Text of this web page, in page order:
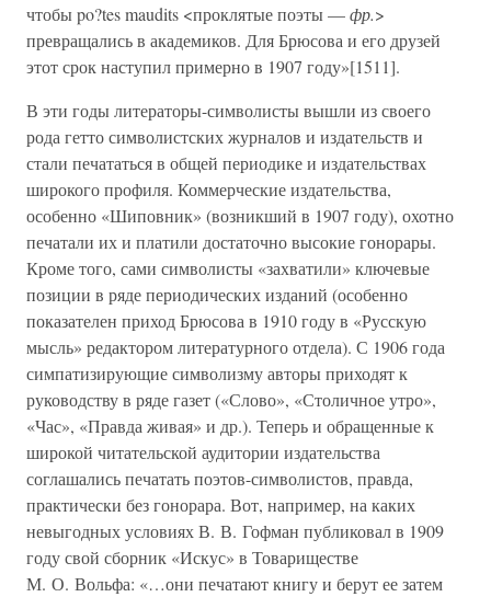
чтобы po?tes maudits <проклятые поэты —фр.>
превращались в академиков. Для Брюсова и его друзей
этот срок наступил примерно в 1907 году»[1511].
В эти годы литераторы-символисты вышли из своего
рода гетто символистских журналов и издательств и
стали печататься в общей периодике и издательствах
широкого профиля. Коммерческие издательства,
особенно «Шиповник» (возникший в 1907 году), охотно
печатали их и платили достаточно высокие гонорары.
Кроме того, сами символисты «захватили» ключевые
позиции в ряде периодических изданий (особенно
показателен приход Брюсова в 1910 году в «Русскую
мысль» редактором литературного отдела). С 1906 года
симпатизирующие символизму авторы приходят к
руководству в ряде газет («Слово», «Столичное утро»,
«Час», «Правда живая» и др.). Теперь и обращенные к
широкой читательской аудитории издательства
соглашались печатать поэтов-символистов, правда,
практически без гонорара. Вот, например, на каких
невыгодных условиях В. В. Гофман публиковал в 1909
году свой сборник «Искус» в Товариществе
М. О. Вольфа: «…они печатают книгу и берут ее затем